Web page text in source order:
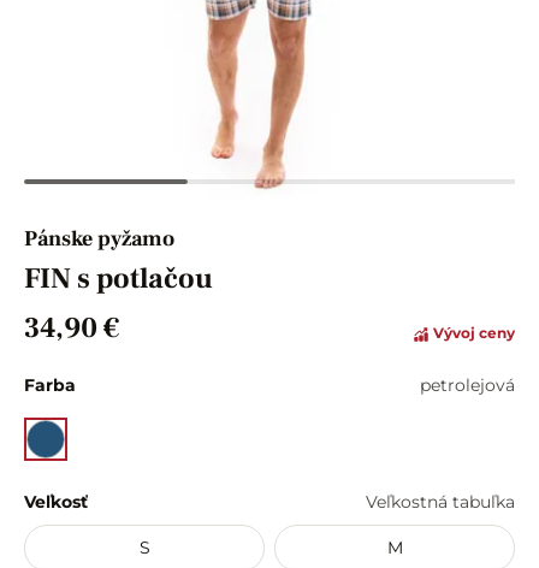
Pánske pyžamo
FIN s potlačou
34,90 €
Vývoj ceny
Farba petrolejová
Veľkosť Veľkostná tabuľka
S M